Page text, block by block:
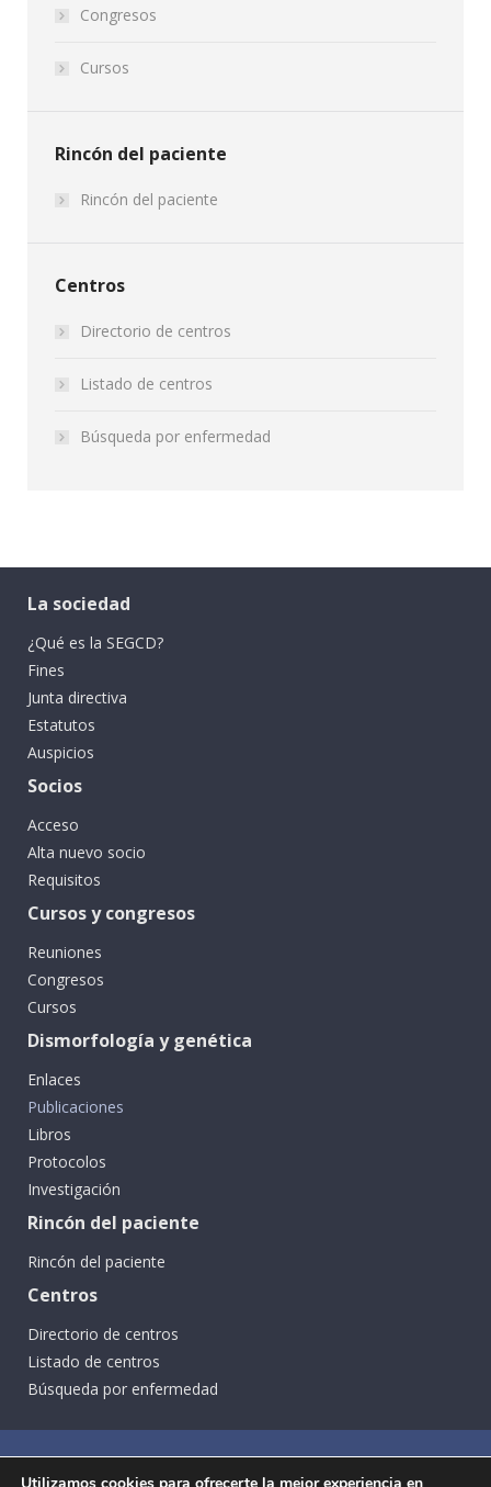
Congresos
Cursos
Rincón del paciente
Rincón del paciente
Centros
Directorio de centros
Listado de centros
Búsqueda por enfermedad
La sociedad
¿Qué es la SEGCD?
Fines
Junta directiva
Estatutos
Auspicios
Socios
Acceso
Alta nuevo socio
Requisitos
Cursos y congresos
Reuniones
Congresos
Cursos
Dismorfología y genética
Enlaces
Publicaciones
Libros
Protocolos
Investigación
Rincón del paciente
Rincón del paciente
Centros
Directorio de centros
Listado de centros
Búsqueda por enfermedad